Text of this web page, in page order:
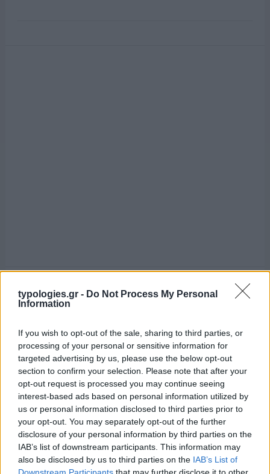
typologies.gr - Do Not Process My Personal
Information
If you wish to opt-out of the sale, sharing to third parties, or
processing of your personal or sensitive information for
targeted advertising by us, please use the below opt-out
section to confirm your selection. Please note that after your
opt-out request is processed you may continue seeing
interest-based ads based on personal information utilized by
us or personal information disclosed to third parties prior to
your opt-out. You may separately opt-out of the further
disclosure of your personal information by third parties on the
IAB’s list of downstream participants. This information may
also be disclosed by us to third parties on the IAB’s List of
Downstream Participants that may further disclose it to other